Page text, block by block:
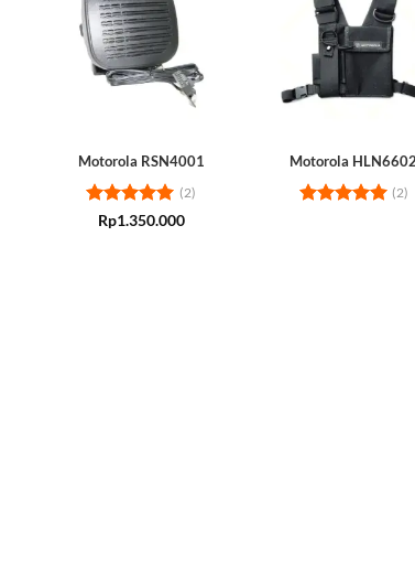
Motorola RSN4001
Rated5
(2)
Rp1.350.000
Motorola HLN6602
(2)